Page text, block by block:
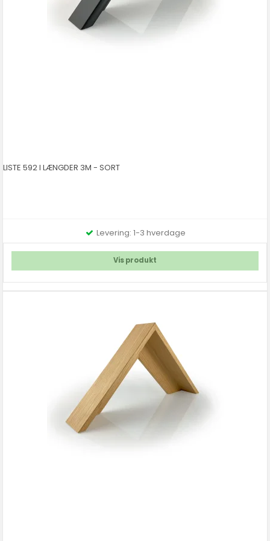
LISTE 592 I LÆNGDER 3M - SORT
Levering: 1-3 hverdage
Vis produkt